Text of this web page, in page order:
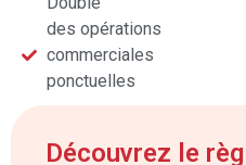
des opérations
commerciales
ponctuelles
Découvrez le